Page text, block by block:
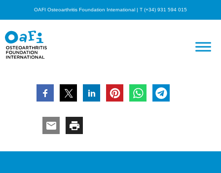
OAFI Osteoarthritis Foundation International | T (+34) 931 594 015